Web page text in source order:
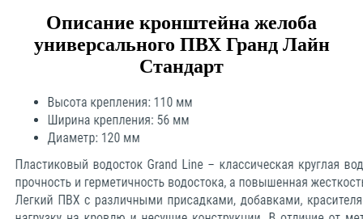
Описание кронштейна желоба
универсального ПВХ Гранд Лайн
Стандарт